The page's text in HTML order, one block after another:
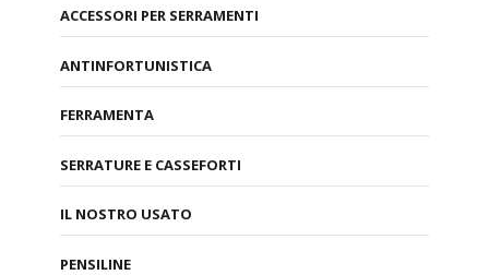
ACCESSORI PER SERRAMENTI
ANTINFORTUNISTICA
FERRAMENTA
SERRATURE E CASSEFORTI
IL NOSTRO USATO
PENSILINE